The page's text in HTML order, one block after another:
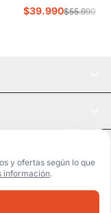
y ofertas según lo que
información.
AR4161-100
$39.990$55.990